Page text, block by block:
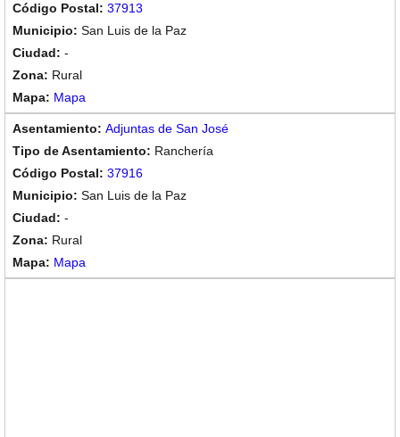
37913
San Luis de la Paz
-
Rural
Mapa
Adjuntas de San José
Ranchería
37916
San Luis de la Paz
-
Rural
Mapa